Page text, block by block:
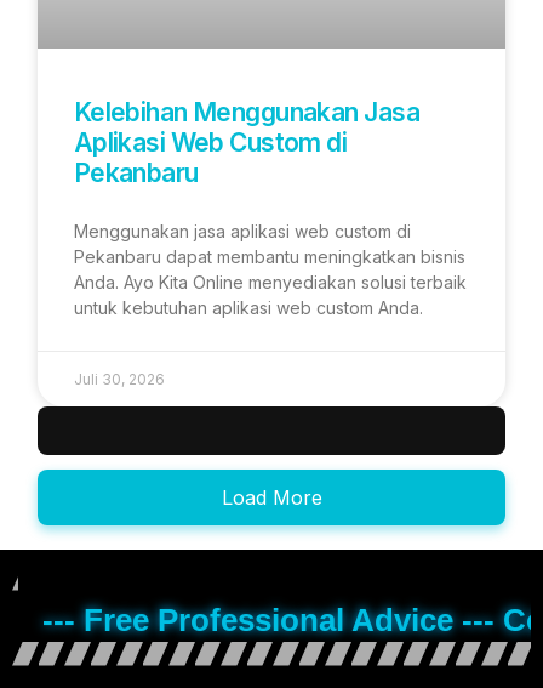
Kelebihan Menggunakan Jasa
Aplikasi Web Custom di
Pekanbaru
Menggunakan jasa aplikasi web custom di
Pekanbaru dapat membantu meningkatkan bisnis
Anda. Ayo Kita Online menyediakan solusi terbaik
untuk kebutuhan aplikasi web custom Anda.
Juli 30, 2026
Load More
--- Free Professional Advice ---